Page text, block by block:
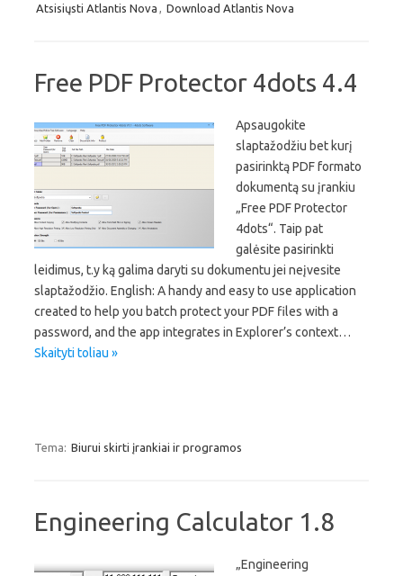
Atsisiųsti Atlantis Nova
Download Atlantis Nova
Free PDF Protector 4dots 4.4
Apsaugokite
slaptažodžiu bet kurį
pasirinktą PDF formato
dokumentą su įrankiu
„Free PDF Protector
4dots“. Taip pat
galėsite pasirinkti
leidimus, t.y ką galima daryti su dokumentu jei neįvesite
slaptažodžio. English: A handy and easy to use application
created to help you batch protect your PDF files with a
password, and the app integrates in Explorer’s context…
Skaityti toliau »
Tema: Biurui skirti įrankiai ir programos
Engineering Calculator 1.8
„Engineering